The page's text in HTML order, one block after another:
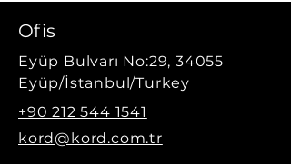
Ofis
Eyüp Bulvarı No:29, 34055
Eyüp/İstanbul/Turkey
+90 212 544 1541
kord@kord.com.tr